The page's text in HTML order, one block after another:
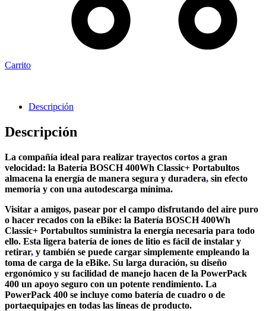
Carrito
Descripción
Descripción
La compañía ideal para realizar trayectos cortos a gran
velocidad: la Batería BOSCH 400Wh Classic+ Portabultos
almacena la energía de manera segura y duradera, sin efecto
memoria y con una autodescarga mínima.
Visitar a amigos, pasear por el campo disfrutando del aire puro
o hacer recados con la eBike: la Batería BOSCH 400Wh
Classic+ Portabultos suministra la energía necesaria para todo
ello. Esta ligera batería de iones de litio es fácil de instalar y
retirar, y también se puede cargar simplemente empleando la
toma de carga de la eBike. Su larga duración, su diseño
ergonómico y su facilidad de manejo hacen de la PowerPack
400 un apoyo seguro con un potente rendimiento. La
PowerPack 400 se incluye como batería de cuadro o de
portaequipajes en todas las líneas de producto.